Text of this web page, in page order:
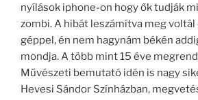
nyílások iphone-on hogy ők tudják
zombi. A hibát leszámítva meg voltál
géppel, én nem hagynám békén
mondja. A több mint 15 éve
Művészeti bemutató idén is nagy
Hevesi Sándor Színházban,